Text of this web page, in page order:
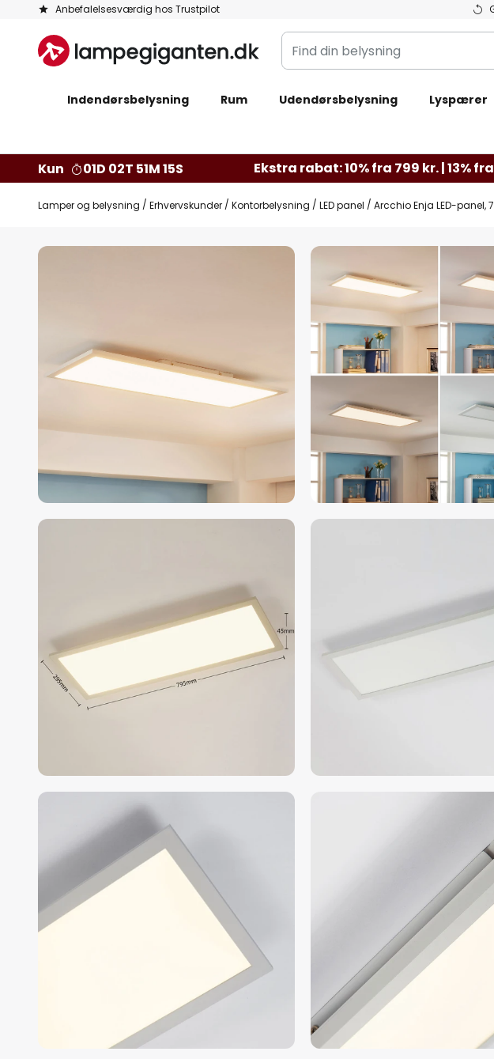
Anbefalelsesværdig hos Trustpilot
Skip
Content
Find
din
Indendørsbelysning Rum Udendørsbelysning Lyspærer
Kun 01D 02T 51M 14S Ekstra rabat: 10% fra 799 kr. | 13%
Lamper og belysning Erhvervskunder Kontorbelysning LED panel Arcchio Enja LED-panel,
Gå